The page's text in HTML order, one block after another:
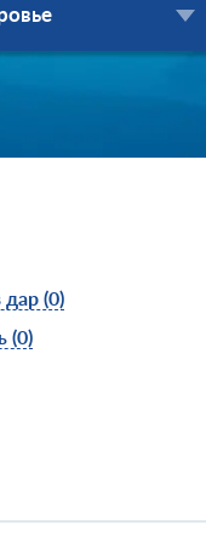
дар (0)
(0)